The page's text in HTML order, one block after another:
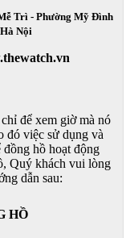
Trì - Phường Mỹ Đình
Nội
để xem giờ mà nó
đó việc sử dụng và
hồ hoạt động
Quý khách vui lòng
dẫn sau:
HỒ